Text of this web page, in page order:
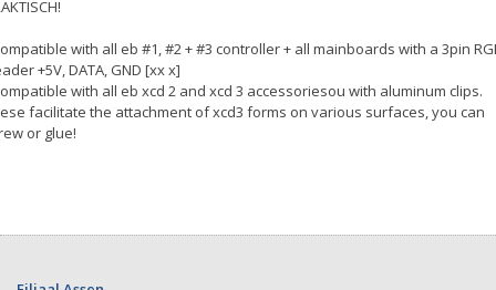
with all eb #1, #2 + #3 controller + all mainboards with a 3pin
+5V, DATA, GND [xx x]
with all eb xcd 2 and xcd 3 accessoriesou with aluminum clips.
facilitate the attachment of xcd3 forms on various surfaces, you can
or glue!